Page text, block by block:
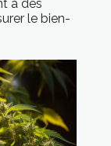
à des
le bien-